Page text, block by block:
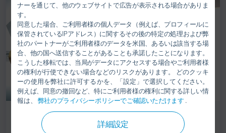
ナーを通じて、他のウェブサイトで広告が表示される場合がありま
す。
同意した場合、ご利用者様の個人データ（例えば、プロフィールに
保管されているIPアドレス）に関するその後の特定の処理および弊
社のパートナーがご利用者様のデータを米国、あるいは該当する場
合、他の国へ送信することがあることも承諾したことになります。
こうした移転では、当局がデータにアクセスする場合やご利用者様
の権利が行使できない場合などのリスクがあります。 どのクッキ
ーの使用を弊社に許可するかを、「設定」で選択してください。
例えば、同意の撤回など、特にご利用者様の権利に関する詳しい情
報は、 弊社のプライバシーポリシーでご確認いただけます .
詳細設定
ウエット・コーテイング